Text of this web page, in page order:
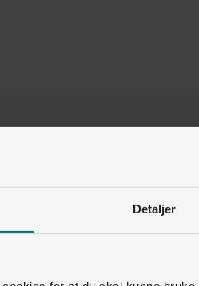
Detaljer
Var denne artikkelen
synes dette var
Relaterte